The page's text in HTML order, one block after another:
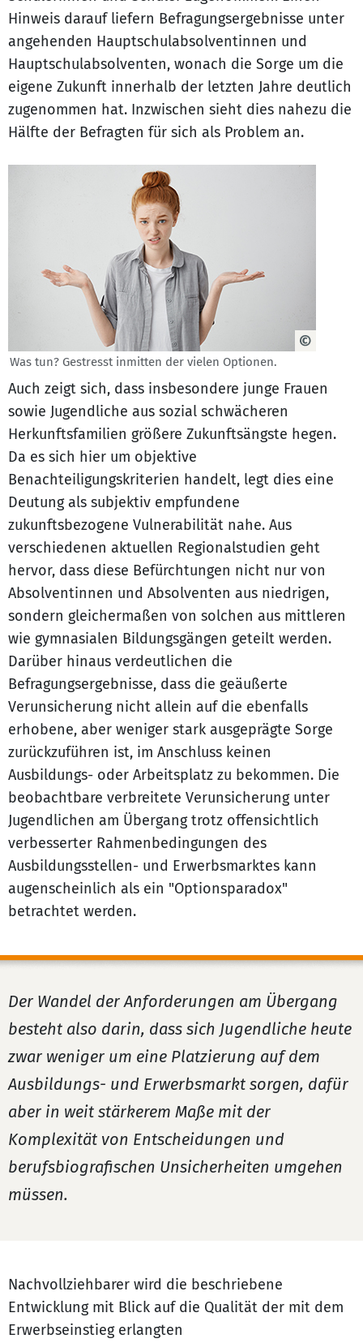
Hinweis darauf liefern Befragungsergebnisse unter
angehenden Hauptschulabsolventinnen und
Hauptschulabsolventen, wonach die Sorge um die
eigene Zukunft innerhalb der letzten Jahre deutlich
zugenommen hat. Inzwischen sieht dies nahezu die
Hälfte der Befragten für sich als Problem an.
Was tun? Gestresst inmitten der vielen Optionen.
Auch zeigt sich, dass insbesondere junge Frauen
sowie Jugendliche aus sozial schwächeren
Herkunftsfamilien größere Zukunftsängste hegen.
Da es sich hier um objektive
Benachteiligungskriterien handelt, legt dies eine
Deutung als subjektiv empfundene
zukunftsbezogene Vulnerabilität nahe. Aus
verschiedenen aktuellen Regionalstudien geht
hervor, dass diese Befürchtungen nicht nur von
Absolventinnen und Absolventen aus niedrigen,
sondern gleichermaßen von solchen aus mittleren
wie gymnasialen Bildungsgängen geteilt werden.
Darüber hinaus verdeutlichen die
Befragungsergebnisse, dass die geäußerte
Verunsicherung nicht allein auf die ebenfalls
erhobene, aber weniger stark ausgeprägte Sorge
zurückzuführen ist, im Anschluss keinen
Ausbildungs- oder Arbeitsplatz zu bekommen. Die
beobachtbare verbreitete Verunsicherung unter
Jugendlichen am Übergang trotz offensichtlich
verbesserter Rahmenbedingungen des
Ausbildungsstellen- und Erwerbsmarktes kann
augenscheinlich als ein "Optionsparadox"
betrachtet werden.
Der Wandel der Anforderungen am Übergang
besteht also darin, dass sich Jugendliche heute
zwar weniger um eine Platzierung auf dem
Ausbildungs- und Erwerbsmarkt sorgen, dafür
aber in weit stärkerem Maße mit der
Komplexität von Entscheidungen und
berufsbiografischen Unsicherheiten umgehen
müssen.
Nachvollziehbarer wird die beschriebene
Entwicklung mit Blick auf die Qualität der mit dem
Erwerbseinstieg erlangten